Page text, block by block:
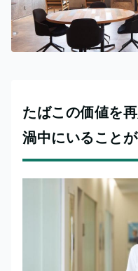
たばこの価値を
渦中にいること